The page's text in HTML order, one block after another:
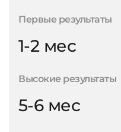
Первые результаты
1-2 мес
Высокие результаты
5-6 мес